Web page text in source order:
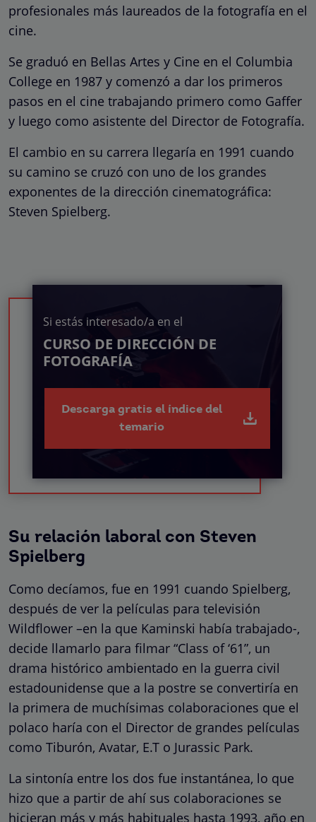
profesionales más laureados de la fotografía en el
cine.
Se graduó en Bellas Artes y Cine en el Columbia
College en 1987 y comenzó a dar los primeros
pasos en el cine trabajando primero como Gaffer
y luego como asistente del Director de Fotografía.
El cambio en su carrera llegaría en 1991 cuando
su camino se cruzó con uno de los grandes
exponentes de la dirección cinematográfica:
Steven Spielberg.
Si estás interesado/a en el
CURSO DE DIRECCIÓN DE
FOTOGRAFÍA
Descarga gratis el índice del
temario
Su relación laboral con Steven
Spielberg
Como decíamos, fue en 1991 cuando Spielberg,
después de ver la películas para televisión
Wildflower –en la que Kaminski había trabajado-,
decide llamarlo para filmar “Class of ‘61”, un
drama histórico ambientado en la guerra civil
estadounidense que a la postre se convertiría en
la primera de muchísimas colaboraciones que el
polaco haría con el Director de grandes películas
como Tiburón, Avatar, E.T o Jurassic Park.
La sintonía entre los dos fue instantánea, lo que
hizo que a partir de ahí sus colaboraciones se
hicieran más y más habituales hasta 1993, año en